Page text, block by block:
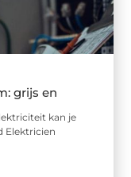
grijs en
kan je
Elektricien